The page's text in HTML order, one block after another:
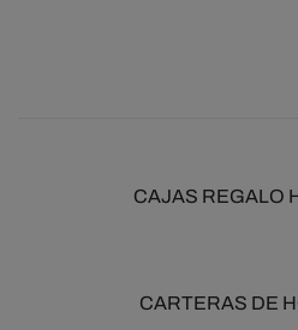
CAJAS REGALO
CARTERAS DE